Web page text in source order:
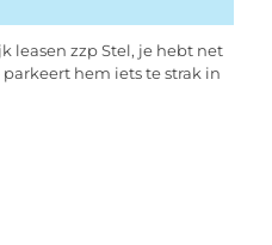
leasen zzp Stel, je hebt net
hem iets te strak in